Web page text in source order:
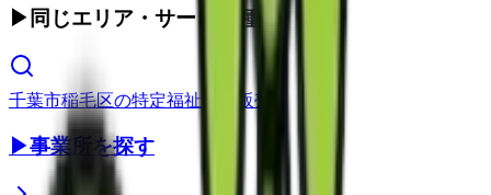
▶ 同じエリア・サービス種別
千葉市稲毛区の特定福祉用具販売
▶事業所を探す